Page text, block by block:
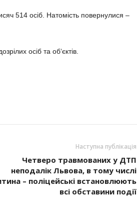
514 осіб. Натомість повернулися –
осіб та об‘єктів.
Наступна публікація
Четверо травмованих у ДТП
неподалік Львова, в тому числі
– поліцейські встановлюють
всі обставини події